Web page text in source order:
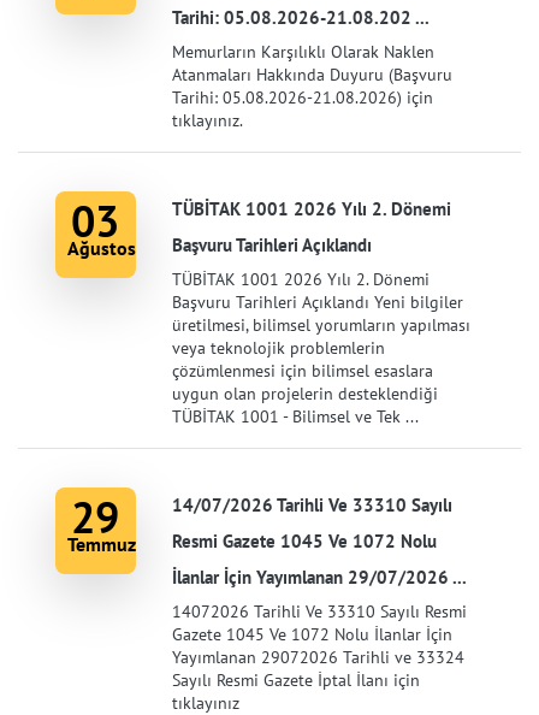
Tarihi: 05.08.2026-21.08.202 ...
Memurların Karşılıklı Olarak Naklen
Atanmaları Hakkında Duyuru (Başvuru
Tarihi: 05.08.2026-21.08.2026) için
tıklayınız.
03
Ağustos
TÜBİTAK 1001 2026 Yılı 2. Dönemi
Başvuru Tarihleri Açıklandı
TÜBİTAK 1001 2026 Yılı 2. Dönemi
Başvuru Tarihleri Açıklandı Yeni bilgiler
üretilmesi, bilimsel yorumların yapılması
veya teknolojik problemlerin
çözümlenmesi için bilimsel esaslara
uygun olan projelerin desteklendiği
TÜBİTAK 1001 - Bilimsel ve Tek ...
29
Temmuz
14/07/2026 Tarihli Ve 33310 Sayılı
Resmi Gazete 1045 Ve 1072 Nolu
İlanlar İçin Yayımlanan 29/07/2026 ...
14072026 Tarihli Ve 33310 Sayılı Resmi
Gazete 1045 Ve 1072 Nolu İlanlar İçin
Yayımlanan 29072026 Tarihli ve 33324
Sayılı Resmi Gazete İptal İlanı için
tıklayınız